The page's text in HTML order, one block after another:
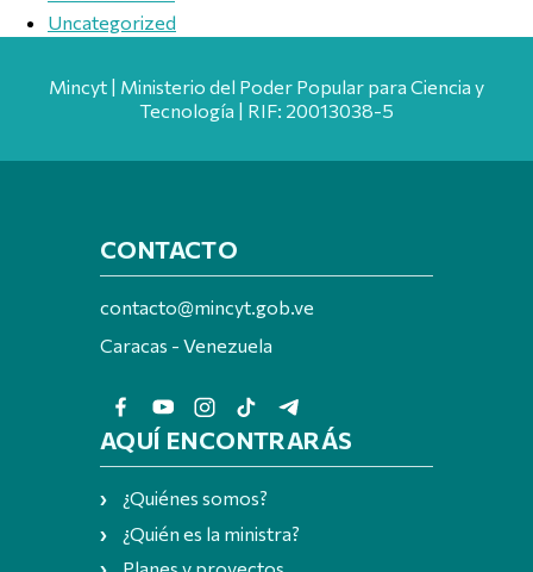
Uncategorized
Mincyt | Ministerio del Poder Popular para Ciencia y
Tecnología | RIF: 20013038-5
CONTACTO
contacto@mincyt.gob.ve
Caracas - Venezuela
AQUÍ ENCONTRARÁS
¿Quiénes somos?
¿Quién es la ministra?